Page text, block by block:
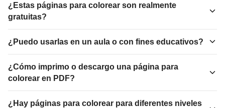
¿Estas páginas para colorear son realmente
gratuitas?
¿Puedo usarlas en un aula o con fines educativos?
¿Cómo imprimo o descargo una página para
colorear en PDF?
¿Hay páginas para colorear para diferentes niveles